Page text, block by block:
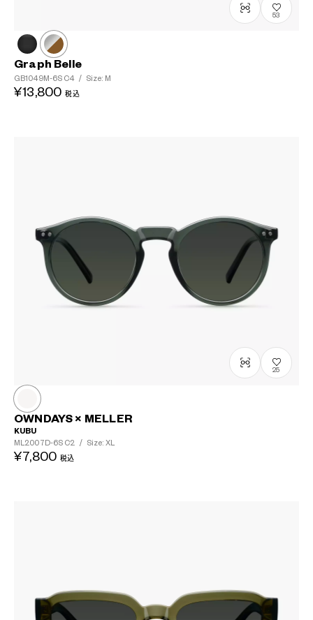
53
Graph Belle
GB1049M-6S C4 / Size: M
¥13,800 税込
25
OWNDAYS × MELLER
KUBU
ML2007D-6S C2 / Size: XL
¥7,800 税込